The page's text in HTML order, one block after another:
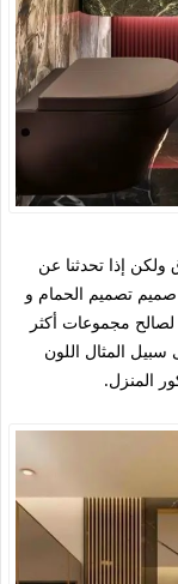
ولكن إذا تحدثنا عن
تظل في صميم تصميم الحمام و
لصالح مجموعات أكثر
سبيل المثال اللون
المنزل.